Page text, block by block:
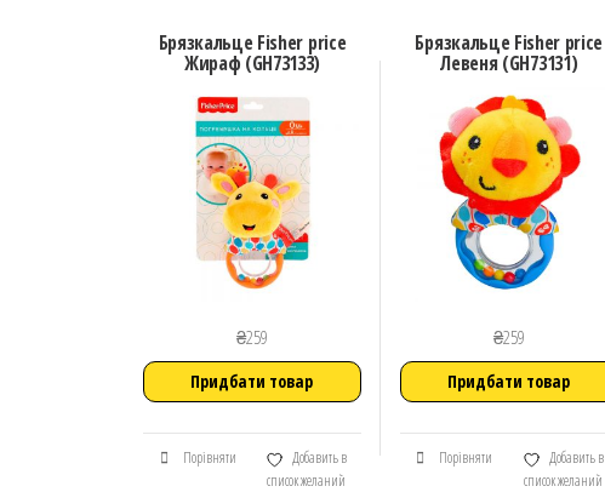
Брязкальце Fisher price
Жираф (GH73133)
₴259
Придбати товар
Порівняти
Добавить в
список желаний
Брязкальце Fisher price
Левеня (GH73131)
₴259
Придбати товар
Порівняти
Добавить в
список желаний